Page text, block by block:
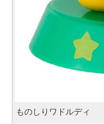
ものしりワドルディ